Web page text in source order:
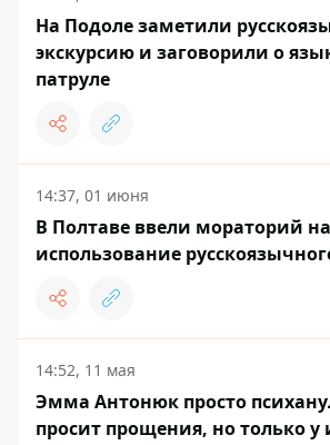
На Подоле заметили
экскурсию и заговорили о
патруле
14:37, 01 июня
В Полтаве ввели мораторий на
использование
14:52, 11 мая
Эмма Антонюк просто
просит прощения, но только